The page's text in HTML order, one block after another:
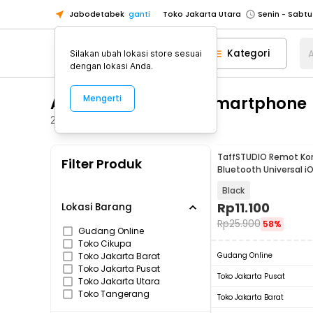
Jabodetabek ganti
Toko Tangerang
Pick n Go Jakarta Barat
Senin -
Pick n Go Depok
Senin - Jumat
Toko Jakarta Pusat
Toko Jakarta Barat
Toko Jakarta Utara
Toko Tangerang
Senin -
Pick n Go Bekasi
Senin - Jumat
Pick n Go Depok
Senin - Jumat
Kategori
Aksesoris Tablet & Smartphone
256
Filter Produk
Lokasi Barang
Gudang Online
Toko Cikupa
Toko Jakarta Barat
Toko Jakarta Pusat
Toko Jakarta Utara
Toko Tangerang
TaffSTUDIO Remot
Bluetooth Universal
Black
Rp11.100
Rp25.900 58%
Gudang Online
Toko Jakarta Pusat
Toko Jakarta Barat
Silakan ubah lokasi store sesuai
dengan lokasi Anda.
Mengerti